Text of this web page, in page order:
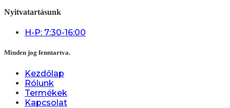
Nyitvatartásunk
H-P: 7:30-16:00
Minden jog fenntartva.
Kezdőlap
Rólunk
Termékek
Kapcsolat